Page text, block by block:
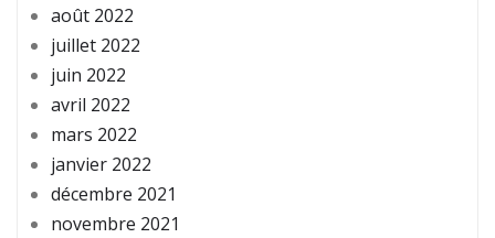
août 2022
juillet 2022
juin 2022
avril 2022
mars 2022
janvier 2022
décembre 2021
novembre 2021